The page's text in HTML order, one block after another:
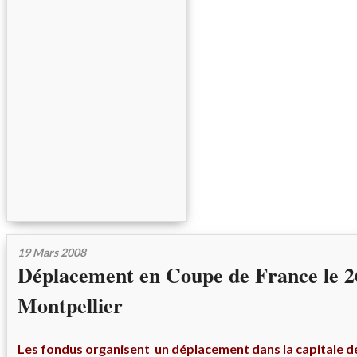
19 Mars 2008
Déplacement en Coupe de France le
Montpellier
Les fondus organisent un déplacement dans la capitale